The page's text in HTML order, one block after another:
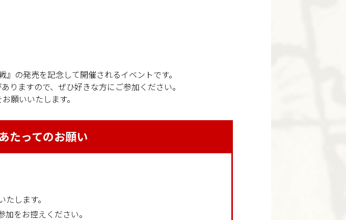
の発売を記念して開催されるイベントです。
りますので、ぜひ好きな方にご参加ください。
願いいたします。
たってのお願い
します。
をお控えください。